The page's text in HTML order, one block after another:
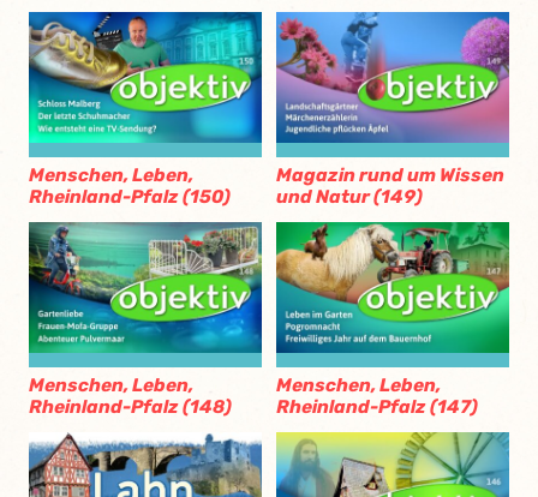
Menschen, Leben,
Rheinland-Pfalz (150)
Magazin rund um Wissen
und Natur (149)
Menschen, Leben,
Rheinland-Pfalz (148)
Menschen, Leben,
Rheinland-Pfalz (147)